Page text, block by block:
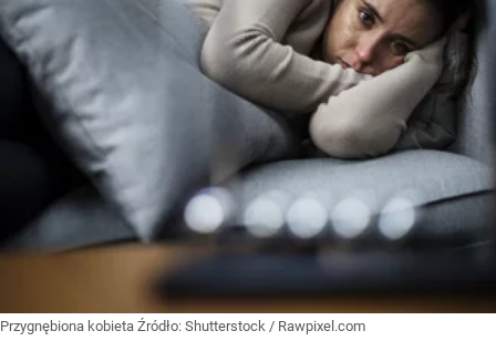
Przygnębiona kobieta Źródło: Shutterstock / Rawpixel.com